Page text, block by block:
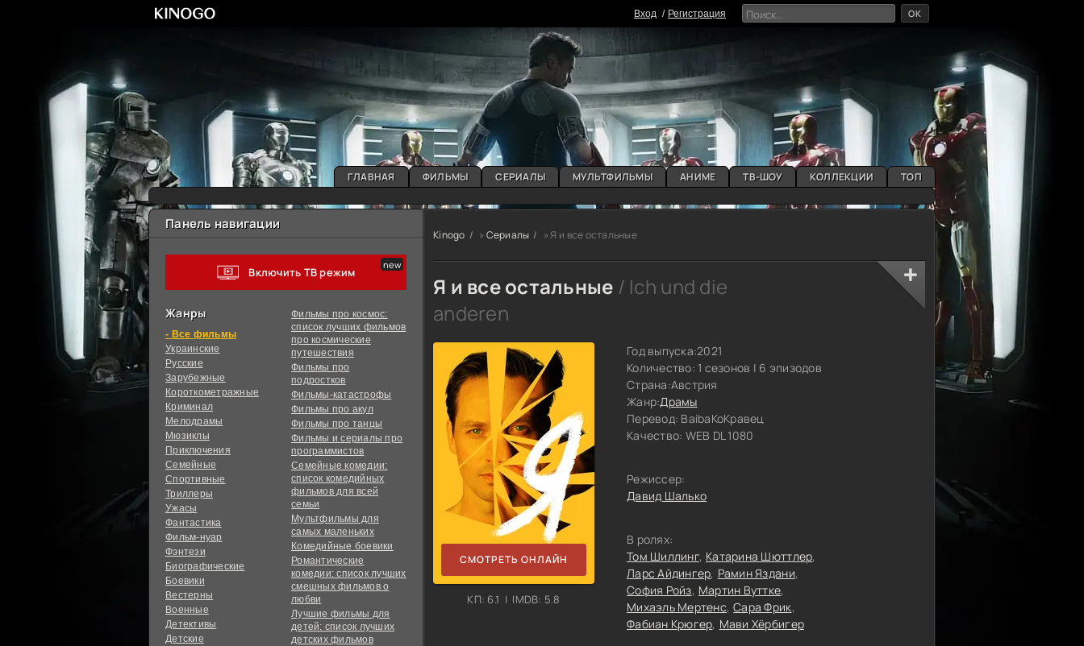
Вxoд Регистрация OK
ГЛАВНАЯ ФИЛЬМЫ СЕРИАЛЫ МУЛЬТФИЛЬМЫ АНИМЕ ТВ-ШОУ КОЛЛЕКЦИИ ТОП
Панель навигации
Включить ТВ режим
Жанры
фильмы
Украинcкие
Русские
Зарубежные
Короткометражные
Криминал
Мелодрамы
Мюзиклы
Приключения
Семейные
Спортивные
Триллеры
Ужасы
Фантастика
Фильм-нуар
Фэнтези
Биографические
Боевики
Вестерны
Военные
Детективы
Детские
Фильмы про космос:
список лучших фильмов
про космические
путешествия
Фильмы про
подростков
Фильмы-катастрофы
Фильмы про акул
Фильмы про танцы
Фильмы и сериалы про
программистов
Семейные комедии:
список комедийных
фильмов для всей
семьи
Мультфильмы для
самых маленьких
Комедийные боевики
Романтические
комедии: список лучших
смешных фильмов о
любви
Лучшие фильмы для
детей: список лучших
детских фильмов
Kinogo » Сериалы » Я и все остальные
Я и все остальные / Ich und die
anderen
СМОТРЕТЬ ОНЛАЙН
КП: 6.1 | IMDB: 5.8
Год выпуска:2021
Количество: 1 сезонов | 6 эпизодов
Страна:Австрия
Жанр:Драмы
Перевод: BaibaKoКравец
Качество: WEB DL 1080
Режиссер:
Давид Шалько
В ролях:
Том Шиллинг Катарина Шюттлер
Ларс Айдингер Рамин Яздани
София Ройз Мартин Вуттке
Михаэль Мертенс Сара Фрик
Фабиан Крюгер Мави Хёрбигер